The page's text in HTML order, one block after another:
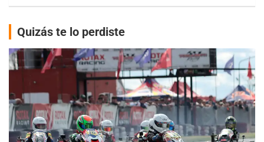
Quizás te lo perdiste